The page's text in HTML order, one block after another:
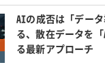
AIの成否は「デー
る、散在データを
る最新アプローチ